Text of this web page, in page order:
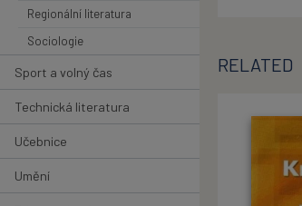
Regionální literatura
Sociologie
Sport a volný čas
Technická literatura
Učebnice
Umění
RELATED